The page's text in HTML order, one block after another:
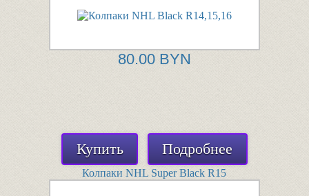
80.00 BYN
Купить Подробнее
Колпаки NHL Super Black R15